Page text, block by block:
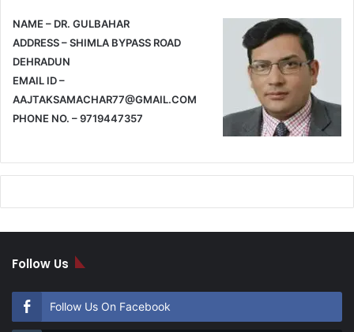
NAME – DR. GULBAHAR
ADDRESS – SHIMLA BYPASS ROAD
DEHRADUN
EMAIL ID –
AAJTAKSAMACHAR77@GMAIL.COM
PHONE NO. – 9719447357
Follow Us
Follow Us On Facebook